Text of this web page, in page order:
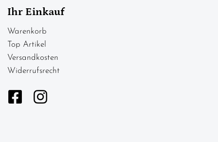
Ihr Einkauf
Warenkorb
Top Artikel
Versandkosten
Widerrufsrecht